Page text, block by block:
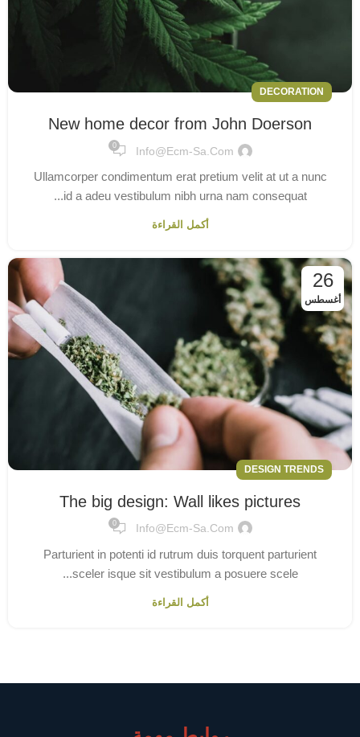
DECORATION
New home decor from John Doerson
Info@ecm-Sa.com
0
Ullamcorper condimentum erat pretium velit at ut a nunc
id a adeu vestibulum nibh urna nam consequat...
أكمل القراءة
26
أغسطس
DESIGN TRENDS
The big design: Wall likes pictures
Info@ecm-Sa.com
0
Parturient in potenti id rutrum duis torquent parturient
sceler isque sit vestibulum a posuere scele...
أكمل القراءة